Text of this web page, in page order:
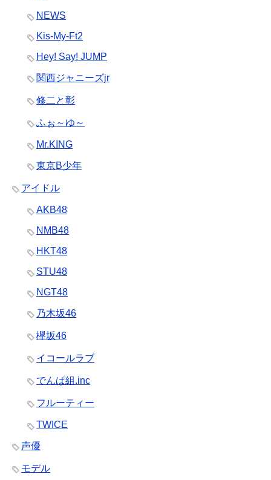
NEWS
Kis-My-Ft2
Hey! Say! JUMP
関西ジャニーズjr
修二と彰
ふぉ～ゆ～
Mr.KING
東京B少年
アイドル
AKB48
NMB48
HKT48
STU48
NGT48
乃木坂46
欅坂46
イコールラブ
でんぱ組.inc
フルーティー
TWICE
声優
モデル